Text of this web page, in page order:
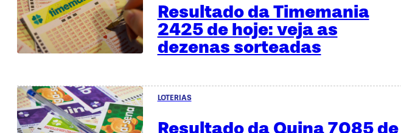
Resultado da Timemania
2425 de hoje: veja as
dezenas sorteadas
LOTERIAS
Resultado da Quina 7085 de